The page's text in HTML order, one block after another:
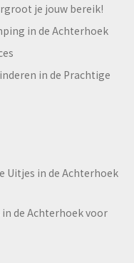
je jouw bereik!
in de Achterhoek
in de Prachtige
Uitjes in de Achterhoek
de Achterhoek voor